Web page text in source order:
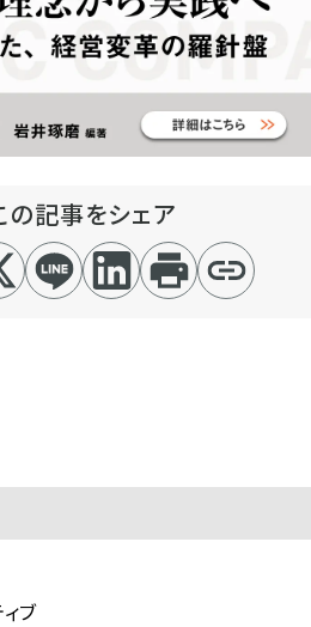
の記事をシェア
ブ